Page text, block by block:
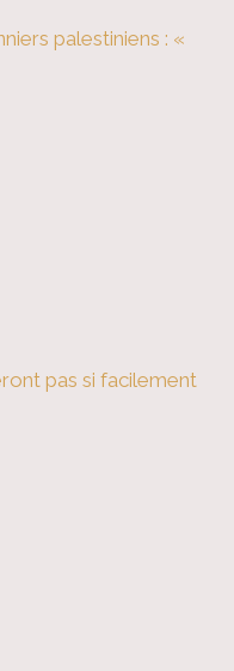
palestiniens : «
pas si facilement